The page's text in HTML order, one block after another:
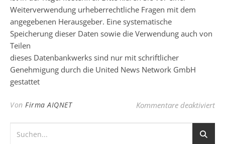
Weiterverwendung urheberrechtliche Fragen mit dem
angegebenen Herausgeber. Eine systematische
Speicherung dieser Daten sowie die Verwendung auch von
Teilen
dieses Datenbankwerks sind nur mit schriftlicher
Genehmigung durch die United News Network GmbH
gestattet
Von Firma AIQNET Kommentare deaktiviertfür